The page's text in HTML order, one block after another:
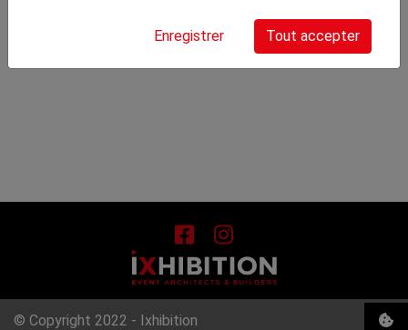
© Copyright 2022 - Ixhibition
Enregistrer Tout accepter